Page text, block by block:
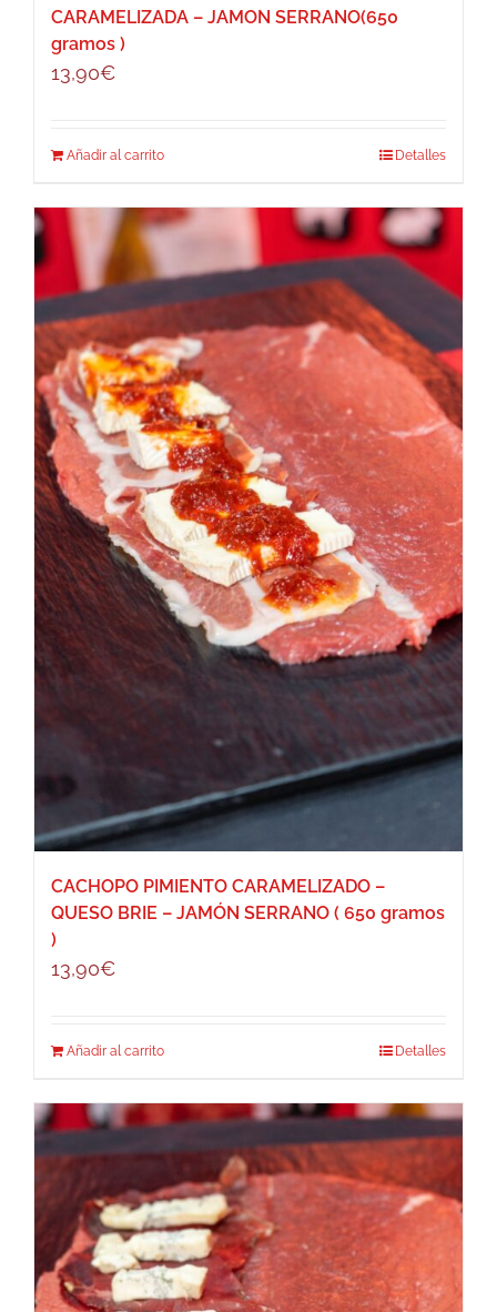
CARAMELIZADA – JAMON SERRANO(650
gramos )
13,90€
Añadir al carrito Detalles
CACHOPO PIMIENTO CARAMELIZADO –
QUESO BRIE – JAMÓN SERRANO ( 650 gramos
)
13,90€
Añadir al carrito Detalles